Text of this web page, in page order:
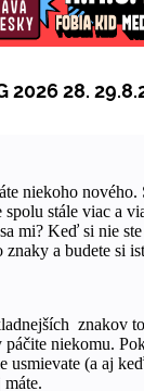
niekoho
spolu stále viac a
mi? Keď si nie
znaky a budete si
znakov
páčite niekomu.
usmievate (a aj